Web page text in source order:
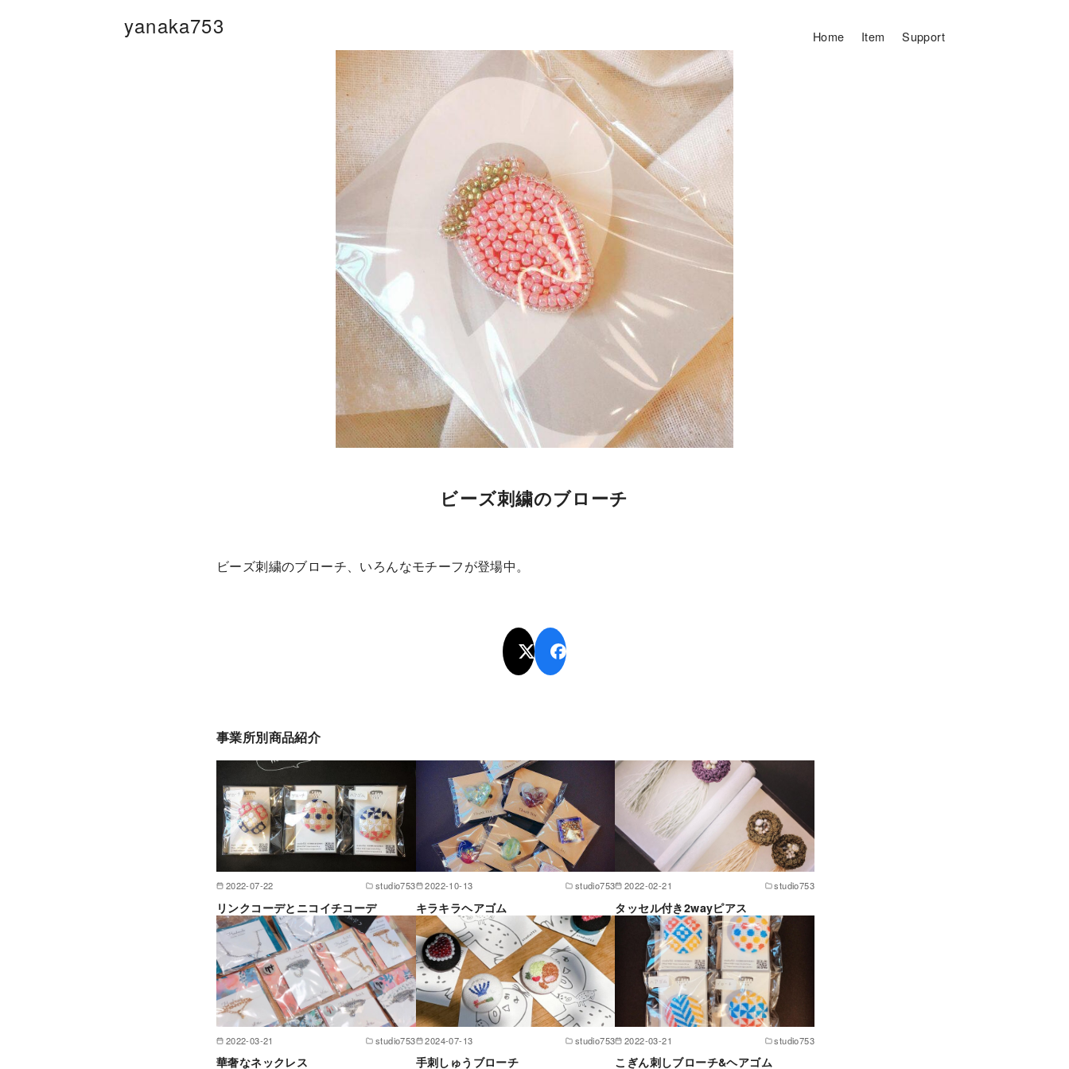
yanaka753 Home Item Support
ビーズ刺繍のブローチ
ビーズ刺繍のブローチ、いろんなモチーフが登場中。
事業所別商品紹介
2022-07-22 studio753
リンクコーデとニコイチコーデ
2022-10-13 studio753
キラキラヘアゴム
2022-02-21 studio753
タッセル付き2wayピアス
2022-03-21 studio753
華奢なネックレス
2024-07-13 studio753
手刺しゅうブローチ
2022-03-21 studio753
こぎん刺しブローチ&ヘアゴム